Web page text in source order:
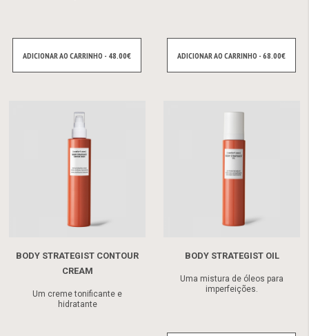
ADICIONAR AO CARRINHO - 48.00€ ADICIONAR AO CARRINHO - 68.00€
BODY STRATEGIST CONTOUR
CREAM
Um creme tonificante e
hidratante
BODY STRATEGIST OIL
Uma mistura de óleos para
imperfeições.